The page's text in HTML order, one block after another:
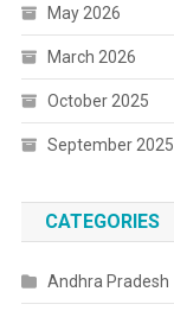
May 2026
March 2026
October 2025
September 2025
CATEGORIES
Andhra Pradesh